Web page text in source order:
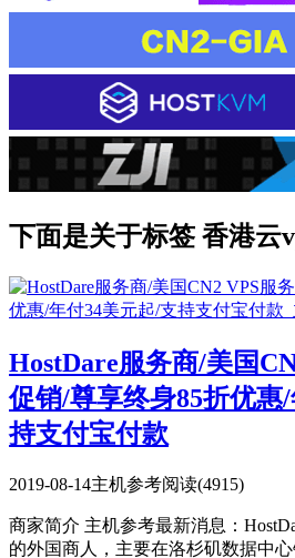
下面是关于标签 香港云
HostDare服务商/美国
促销/尊享终身85折优惠
持支付宝付款
2019-08-14主机参考阅读(4915)
商家简介 主机参考最新消息：
的外国商人，主要在洛杉矶数据中心